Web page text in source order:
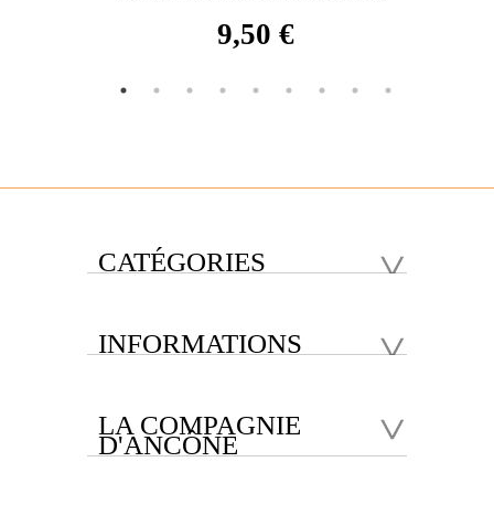
9,50 €
CATÉGORIES
INFORMATIONS
LA COMPAGNIE
D'ANCÔNE